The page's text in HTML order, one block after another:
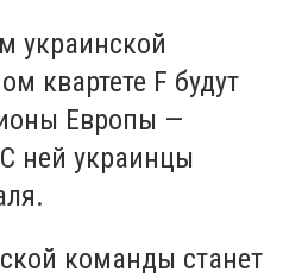
украинской
квартете F будут
Европы —
ней украинцы
команды станет